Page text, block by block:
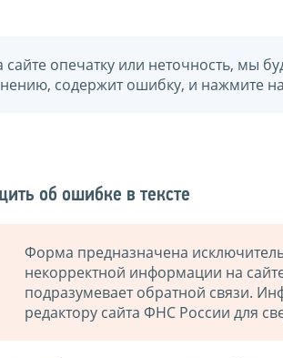
сайте опечатку или неточность, мы
содержит ошибку, и нажмите
об ошибке в тексте
Форма предназначена
некорректной информации на
подразумевает обратной связи.
редактору сайта ФНС России для